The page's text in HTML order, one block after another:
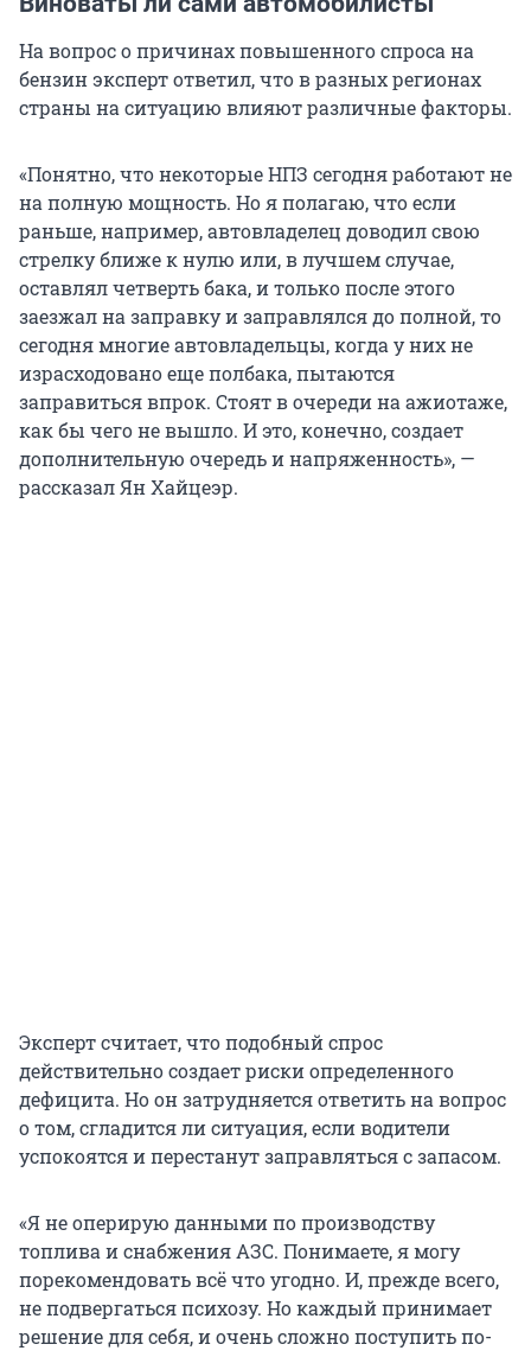
На вопрос о причинах повышенного спроса на
бензин эксперт ответил, что в разных регионах
страны на ситуацию влияют различные факторы.
«Понятно, что некоторые НПЗ сегодня работают не
на полную мощность. Но я полагаю, что если
раньше, например, автовладелец доводил свою
стрелку ближе к нулю или, в лучшем случае,
оставлял четверть бака, и только после этого
заезжал на заправку и заправлялся до полной, то
сегодня многие автовладельцы, когда у них не
израсходовано еще полбака, пытаются
заправиться впрок. Стоят в очереди на ажиотаже,
как бы чего не вышло. И это, конечно, создает
дополнительную очередь и напряженность», —
рассказал Ян Хайцеэр.
Эксперт считает, что подобный спрос
действительно создает риски определенного
дефицита. Но он затрудняется ответить на вопрос
о том, сгладится ли ситуация, если водители
успокоятся и перестанут заправляться с запасом.
«Я не оперирую данными по производству
топлива и снабжения АЗС. Понимаете, я могу
порекомендовать всё что угодно. И, прежде всего,
не подвергаться психозу. Но каждый принимает
решение для себя, и очень сложно поступить по-